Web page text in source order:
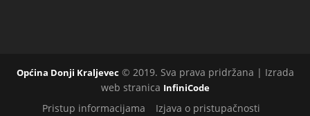
Općina Donji Kraljevec© 2019. Sva prava pridržana | Izrada
web stranica InfiniCode
Pristup informacijama Izjava o pristupačnosti